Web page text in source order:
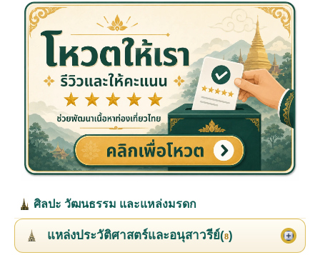
ศิลปะ วัฒนธรรม และแหล่งมรดก
แหล่งประวัติศาสตร์และอนุสาวรีย์(8)